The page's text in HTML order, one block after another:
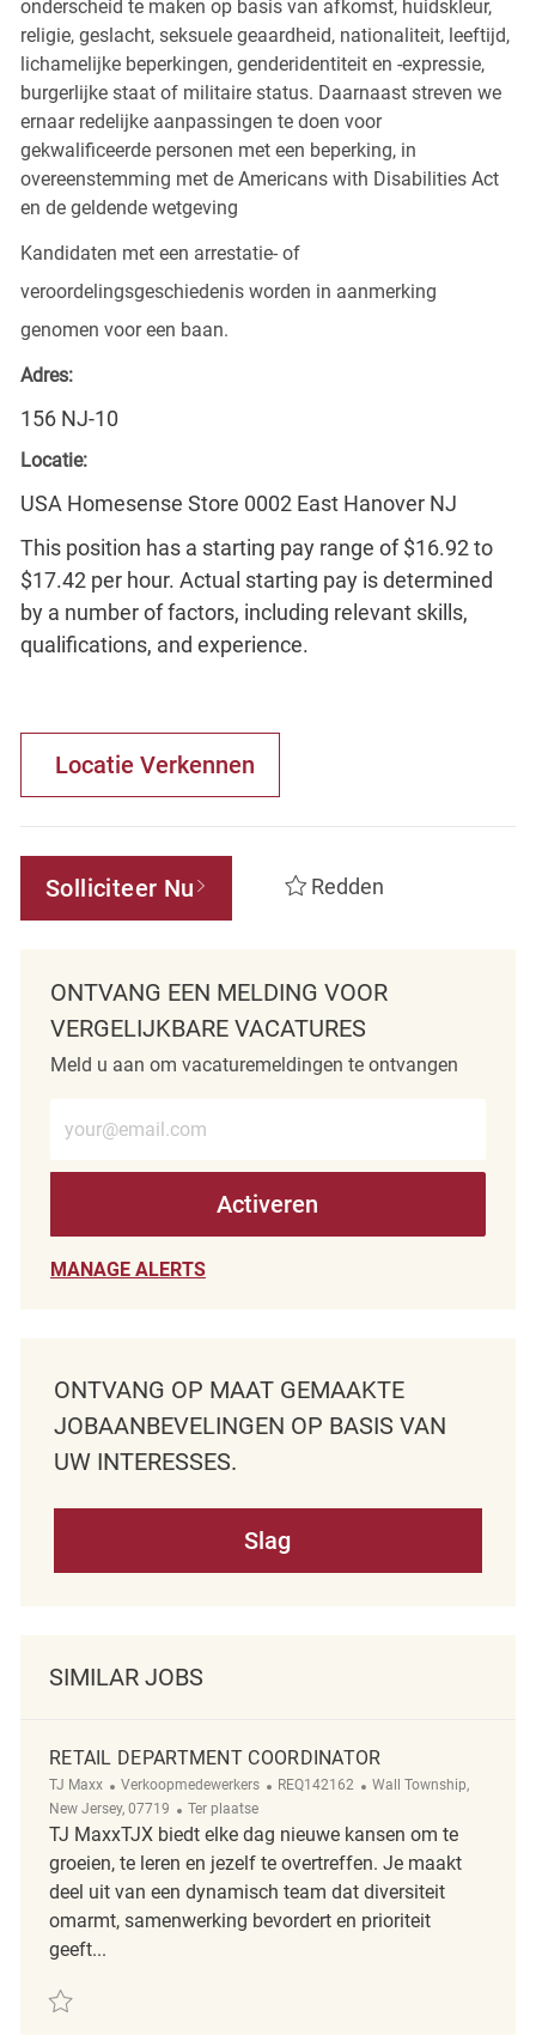
onderscheid te maken op basis van afkomst, huidskleur,
religie, geslacht, seksuele geaardheid, nationaliteit, leeftijd,
lichamelijke beperkingen, genderidentiteit en -expressie,
burgerlijke staat of militaire status. Daarnaast streven we
ernaar redelijke aanpassingen te doen voor
gekwalificeerde personen met een beperking, in
overeenstemming met de Americans with Disabilities Act
en de geldende wetgeving
Kandidaten met een arrestatie- of
veroordelingsgeschiedenis worden in aanmerking
genomen voor een baan.
Adres:
156 NJ-10
Locatie:
USA Homesense Store 0002 East Hanover NJ
This position has a starting pay range of $16.92 to
$17.42 per hour. Actual starting pay is determined
by a number of factors, including relevant skills,
qualifications, and experience.
Locatie Verkennen
Solliciteer Nu Redden
ONTVANG EEN MELDING VOOR
VERGELIJKBARE VACATURES
Meld u aan om vacaturemeldingen te ontvangen
Activeren
MANAGE ALERTS
ONTVANG OP MAAT GEMAAKTE
JOBAANBEVELINGEN OP BASIS VAN
UW INTERESSES.
Slag
SIMILAR JOBS
RETAIL DEPARTMENT COORDINATOR
TJ Maxx Categorie
Verkoopmedewerkers ReqId
REQ142162 Plaats
Wall Township,
New Jersey, 07719
Afgelegen
Ter plaatse
TJ MaxxTJX biedt elke dag nieuwe kansen om te
groeien, te leren en jezelf te overtreffen. Je maakt
deel uit van een dynamisch team dat diversiteit
omarmt, samenwerking bevordert en prioriteit
geeft...
Redden Retail Department Coordinator REQ142162